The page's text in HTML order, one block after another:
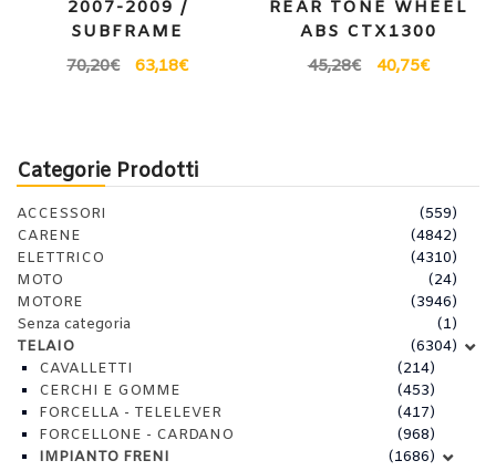
2007-2009 /
SUBFRAME
70,20€ 63,18€
REAR TONE WHEEL
ABS CTX1300
45,28€ 40,75€
Categorie Prodotti
ACCESSORI
(559)
CARENE
(4842)
ELETTRICO
(4310)
MOTO
(24)
MOTORE
(3946)
Senza categoria
(1)
TELAIO
(6304)
CAVALLETTI
(214)
CERCHI E GOMME
(453)
FORCELLA - TELELEVER
(417)
FORCELLONE - CARDANO
(968)
IMPIANTO FRENI
(1686)